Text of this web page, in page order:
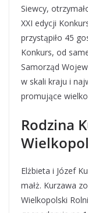
Siewcy,
XXI edycji
przystąpiło 45
Konkurs, od
Samorząd
w skali kraju i
promujące
Rodzina
Elżbieta i Józef
małż. Kurzawa
Wielkopolski